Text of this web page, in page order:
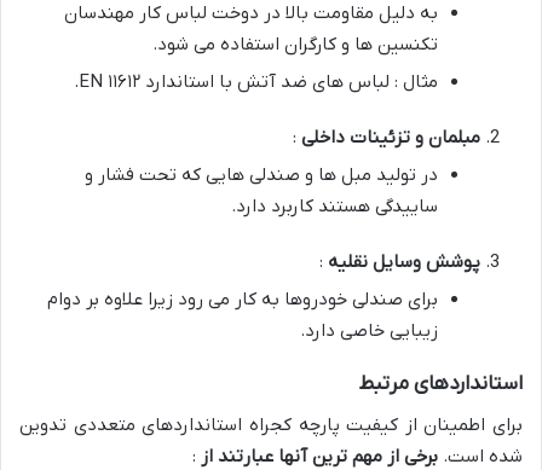
به دلیل مقاومت بالا در دوخت لباس کار مهندسان
تکنسین ها و کارگران استفاده می شود.
مثال : لباس های ضد آتش با استاندارد EN ۱۱۶۱۲.
مبلمان و تزئینات داخلی :
در تولید مبل ها و صندلی هایی که تحت فشار و
ساییدگی هستند کاربرد دارد.
پوشش وسایل نقلیه :
برای صندلی خودروها به کار می رود زیرا علاوه بر دوام
زیبایی خاصی دارد.
استانداردهای مرتبط
برای اطمینان از کیفیت پارچه کجراه استانداردهای متعددی تدوین
شده است. برخی از مهم ترین آنها عبارتند از :